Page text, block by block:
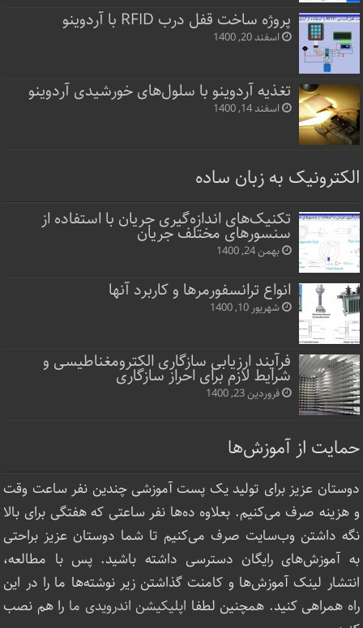
پروژه ساخت قفل‌ درب RFID با آردوینو
اسفند 20, 1400
تغذیه آردوینو با سلول‌های خورشیدی آردوینو
اسفند 14, 1400
الکترونیک به زبان ساده
تکنیک‌های اندازه‌گیری جریان با استفاده از
سنسورهای مختلف جریان
بهمن 24, 1400
انواع ترانسفورمرها و کاربرد آنها
شهریور 10, 1400
فرآیند ارزیابی سازگاری الکترومغناطیسی و
شرایط لازم برای احراز سازگاری
فروردین 23, 1400
حمایت از آموزش‌ها
دوستان عزیز برای تولید یک پست آموزشی چندین نفر ساعت‌ وقت
و هزینه صرف می‌کنیم. بعلاوه ده‌ها نفر ساعتی که هفتگی برای بالا
نگه داشتن وب‌سایت صرف ‌می‌کنیم تا شما دوستان عزیز براحتی
به آموزش‌های رایگان دسترسی داشته باشید. پس با مطالعه،
انتشار لینک‌ آموزش‌ها و کامنت گذاشتن زیر نوشته‌‌ها ما را در این
راه همراهی کنید. همچنین لطفا اپلیکیشن اندرویدی ما را هم نصب